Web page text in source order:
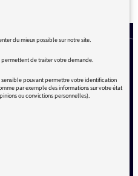
du mieux possible sur notre site.
permettent de traiter votre demande.
pouvant permettre votre identification
par exemple des informations sur votre état
ou convictions personnelles).